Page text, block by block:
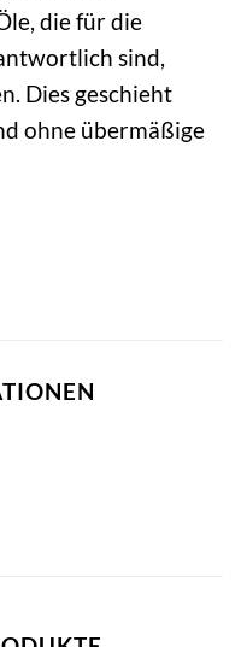
die für die
sind,
Dies geschieht
ohne übermäßige